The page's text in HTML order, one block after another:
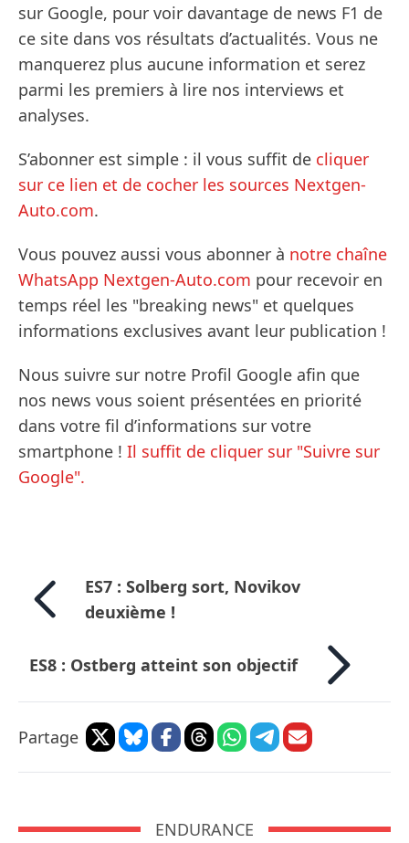
sur Google, pour voir davantage de news F1 de
ce site dans vos résultats d’actualités. Vous ne
manquerez plus aucune information et serez
parmi les premiers à lire nos interviews et
analyses.
S’abonner est simple : il vous suffit de cliquer
sur ce lien et de cocher les sources Nextgen-
Auto.com.
Vous pouvez aussi vous abonner à notre chaîne
WhatsApp Nextgen-Auto.com pour recevoir en
temps réel les "breaking news" et quelques
informations exclusives avant leur publication !
Nous suivre sur notre Profil Google afin que
nos news vous soient présentées en priorité
dans votre fil d’informations sur votre
smartphone ! Il suffit de cliquer sur "Suivre sur
Google".
ES7 : Solberg sort, Novikov
deuxième !
ES8 : Ostberg atteint son objectif
Partage
ENDURANCE